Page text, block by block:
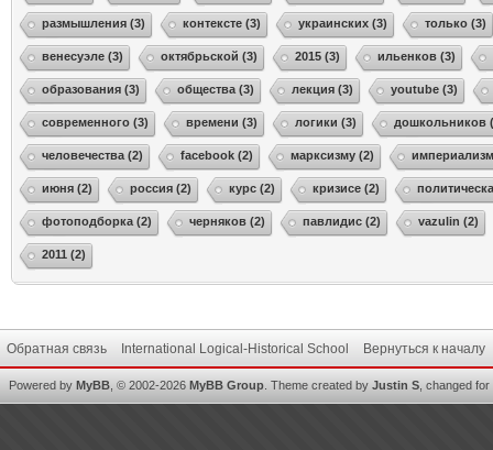
размышления (3) контексте (3) украинских (3) только (3)
венесуэле (3) октябрьской (3) 2015 (3) ильенков (3)
образования (3) общества (3) лекция (3) youtube (3)
современного (3) времени (3) логики (3) дошкольников
человечества (2) facebook (2) марксизму (2)
июня (2) россия (2) курс (2) кризисе (2)
фотоподборка (2) черняков (2) павлидис (2) vazulin (2)
2011 (2)
Обратная связь International Logical-Historical School Вернуться к началу
Powered by MyBB , © 2002-2026 MyBB Group Theme created by Justin S , changed